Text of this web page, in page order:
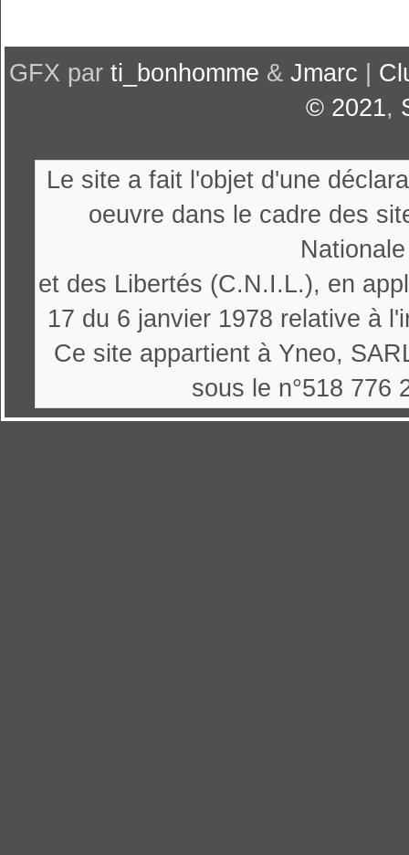
GFX par ti_bonhomme & Jmarc
© 2021,
Le site a fait l'objet d'une
oeuvre dans le cadre des
et des Libertés (C.N.I.L.), en
17 du 6 janvier 1978 relative à
Ce site appartient à Yneo,
sous le n°518 776